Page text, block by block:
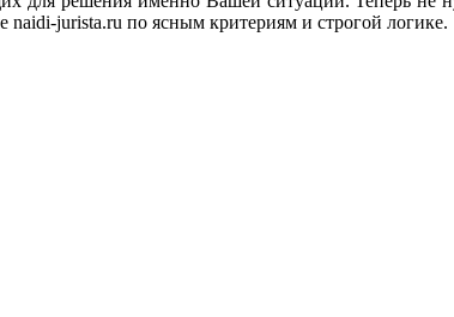
naidi-jurista.ru по ясным критериям и строгой логике.